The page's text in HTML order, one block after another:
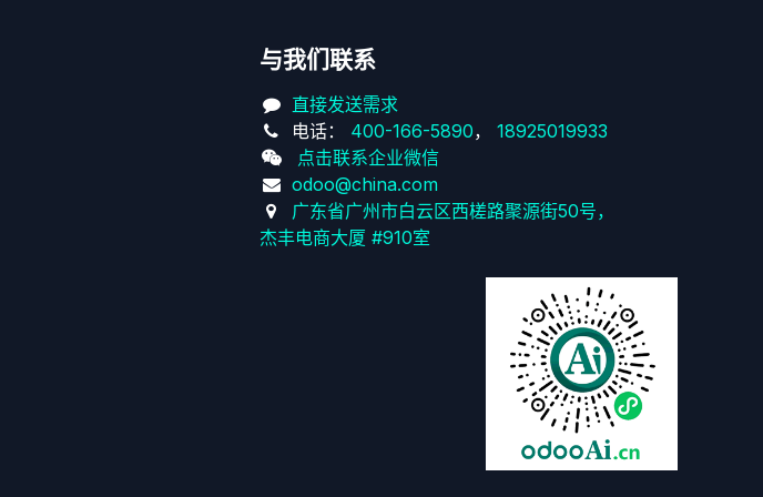
与我们联系
直接发送需求
电话： 400-166-5890， 18925019933
点击联系企业微信
odoo@china.com
广东省广州市白云区西槎路聚源街50号，
杰丰电商大厦 #910室